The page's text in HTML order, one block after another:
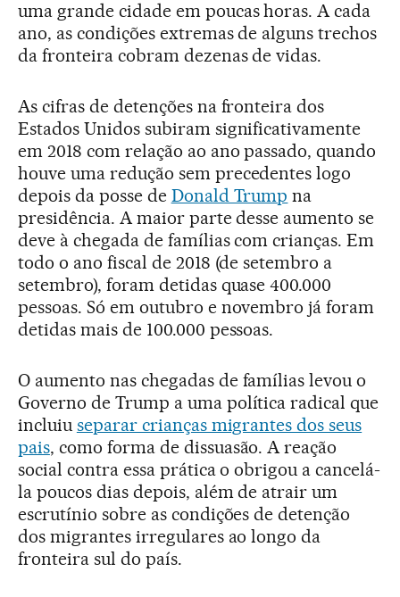
uma grande cidade em poucas horas. A cada
ano, as condições extremas de alguns trechos
da fronteira cobram dezenas de vidas.
As cifras de detenções na fronteira dos
Estados Unidos subiram significativamente
em 2018 com relação ao ano passado, quando
houve uma redução sem precedentes logo
depois da posse de Donald Trump na
presidência. A maior parte desse aumento se
deve à chegada de famílias com crianças. Em
todo o ano fiscal de 2018 (de setembro a
setembro), foram detidas quase 400.000
pessoas. Só em outubro e novembro já foram
detidas mais de 100.000 pessoas.
O aumento nas chegadas de famílias levou o
Governo de Trump a uma política radical que
incluiu separar crianças migrantes dos seus
pais, como forma de dissuasão. A reação
social contra essa prática o obrigou a cancelá-
la poucos dias depois, além de atrair um
escrutínio sobre as condições de detenção
dos migrantes irregulares ao longo da
fronteira sul do país.